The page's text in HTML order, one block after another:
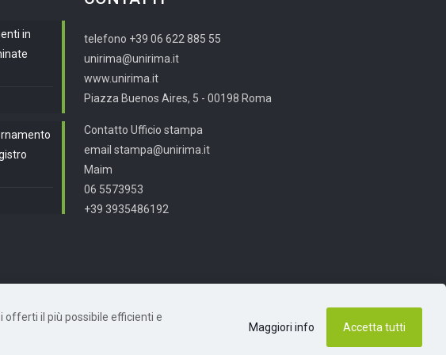
in
telefono +39 06 622 885 55
unirima@unirima.it
www.unirima.it
Piazza Buenos Aires, 5 - 00198 Roma
Contatto Ufficio stampa
email stampa@unirima.it
Maim
06 5573953
+39 3935486192
offerti il più possibile efficienti e
Maggiori info Accetta tutti